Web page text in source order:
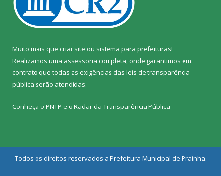
Muito mais que criar site ou sistema para prefeituras!
Realizamos uma assessoria completa, onde garantimos em
contrato que todas as exigências das leis de transparência
pública serão atendidas.
Conheça o PNTP e o Radar da Transparência Pública
Todos os direitos reservados a Prefeitura Municipal de Prainha.